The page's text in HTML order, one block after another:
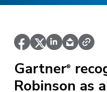
Gartner®
Robinson as